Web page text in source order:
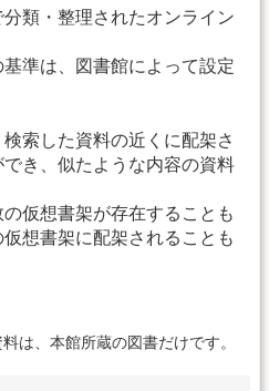
類・整理されたオンライン
準は、図書館によって設定
索した資料の近くに配架さ
き、似たような内容の資料
仮想書架が存在することも
想書架に配架されることも
は、本館所蔵の図書だけです。